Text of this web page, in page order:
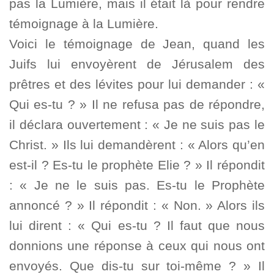
pas la Lumière, mais il était là pour rendre
témoignage à la Lumière.
Voici le témoignage de Jean, quand les
Juifs lui envoyèrent de Jérusalem des
prêtres et des lévites pour lui demander : «
Qui es-tu ? » Il ne refusa pas de répondre,
il déclara ouvertement : « Je ne suis pas le
Christ. » Ils lui demandèrent : « Alors qu’en
est-il ? Es-tu le prophète Elie ? » Il répondit
: « Je ne le suis pas. Es-tu le Prophète
annoncé ? » Il répondit : « Non. » Alors ils
lui dirent : « Qui es-tu ? Il faut que nous
donnions une réponse à ceux qui nous ont
envoyés. Que dis-tu sur toi-même ? » Il